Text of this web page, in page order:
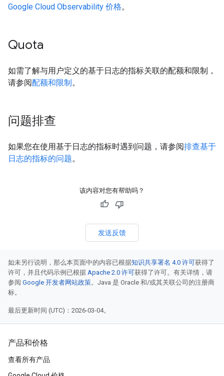
Google Cloud Observability 价格。
Quota
如需了解与用户定义的基于日志的指标关联的配额和限制，
请参阅配额和限制。
问题排查
如果您在使用基于日志的指标时遇到问题，请参阅排查基于
日志的指标的问题。
该内容对您有帮助吗？
发送反馈
如未另行说明，那么本页面中的内容已根据知识共享署名 4.0 许可获得了
许可，并且代码示例已根据 Apache 2.0 许可获得了许可。有关详情，请
参阅 Google 开发者网站政策。Java 是 Oracle 和/或其关联公司的注册商
标。
最后更新时间 (UTC)：2026-03-04。
产品和价格
查看所有产品